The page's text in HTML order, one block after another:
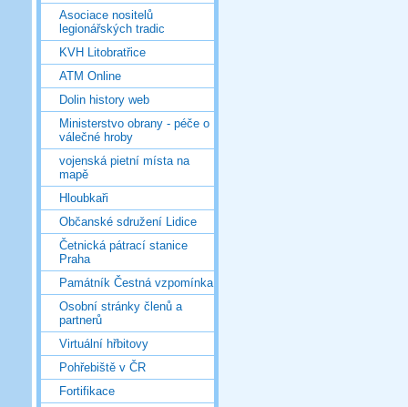
Asociace nositelů
legionářských tradic
KVH Litobratřice
ATM Online
Dolin history web
Ministerstvo obrany - péče o
válečné hroby
vojenská pietní místa na
mapě
Hloubkaři
Občanské sdružení Lidice
Četnická pátrací stanice
Praha
Památník Čestná vzpomínka
Osobní stránky členů a
partnerů
Virtuální hřbitovy
Pohřebiště v ČR
Fortifikace